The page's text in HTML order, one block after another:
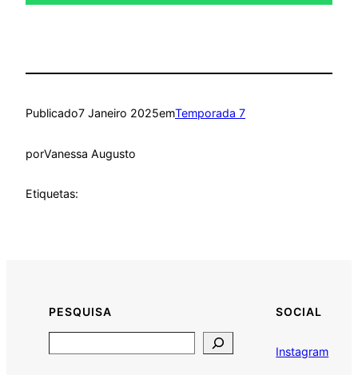
Publicado7 Janeiro 2025emTemporada 7
porVanessa Augusto
Etiquetas:
PESQUISA SOCIAL
Instagram